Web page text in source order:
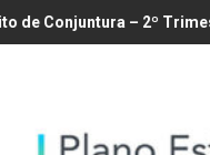
82º Trimestre 2026